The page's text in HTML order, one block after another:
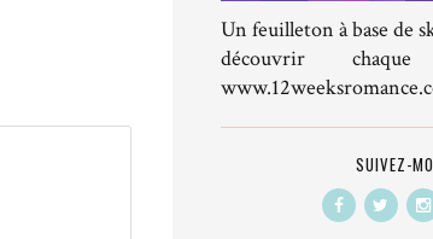
Un feuilleton à base de
découvrir
SUIVEZ-